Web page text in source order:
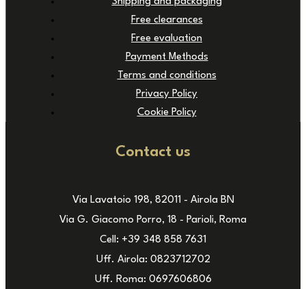
Free clearances
Free evaluation
Payment Methods
Terms and conditions
Privacy Policy
Cookie Policy
Contact us
Via Lavatoio 198, 82011 - Airola BN
Via G. Giacomo Porro, 18 - Parioli, Roma
Cell: +39 348 858 7631
Uff. Airola: 0823712702
Uff. Roma: 0697606806